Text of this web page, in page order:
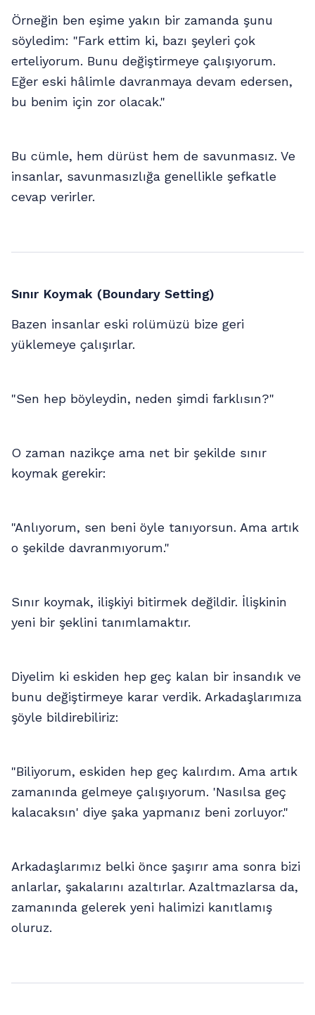
Örneğin ben eşime yakın bir zamanda şunu
söyledim: "Fark ettim ki, bazı şeyleri çok
erteliyorum. Bunu değiştirmeye çalışıyorum.
Eğer eski hâlimle davranmaya devam edersen,
bu benim için zor olacak."
Bu cümle, hem dürüst hem de savunmasız. Ve
insanlar, savunmasızlığa genellikle şefkatle
cevap verirler.
Sınır Koymak (Boundary Setting)
Bazen insanlar eski rolümüzü bize geri
yüklemeye çalışırlar.
"Sen hep böyleydin, neden şimdi farklısın?"
O zaman nazikçe ama net bir şekilde sınır
koymak gerekir:
"Anlıyorum, sen beni öyle tanıyorsun. Ama artık
o şekilde davranmıyorum."
Sınır koymak, ilişkiyi bitirmek değildir. İlişkinin
yeni bir şeklini tanımlamaktır.
Diyelim ki eskiden hep geç kalan bir insandık ve
bunu değiştirmeye karar verdik. Arkadaşlarımıza
şöyle bildirebiliriz:
"Biliyorum, eskiden hep geç kalırdım. Ama artık
zamanında gelmeye çalışıyorum. 'Nasılsa geç
kalacaksın' diye şaka yapmanız beni zorluyor."
Arkadaşlarımız belki önce şaşırır ama sonra bizi
anlarlar, şakalarını azaltırlar. Azaltmazlarsa da,
zamanında gelerek yeni halimizi kanıtlamış
oluruz.